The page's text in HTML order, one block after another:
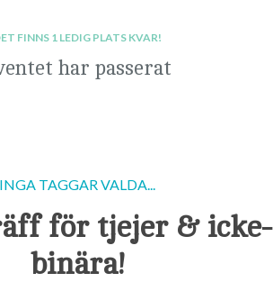
FINNS 1 LEDIG PLATS KVAR!
har passerat
INGA TAGGAR VALDA...
för tjejer & icke-
binära!